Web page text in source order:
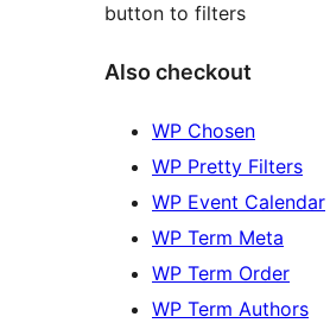
button to filters
Also checkout
WP Chosen
WP Pretty Filters
WP Event Calendar
WP Term Meta
WP Term Order
WP Term Authors